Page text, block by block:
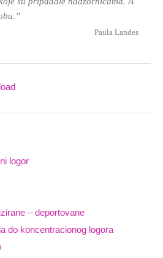
Paula Landes
logor
– deportovane
do koncentracionog logora